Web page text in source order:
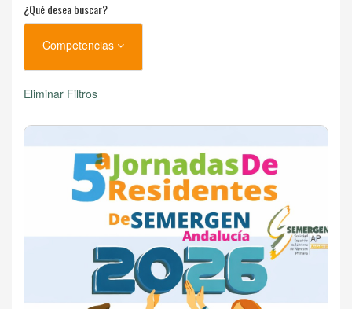
¿Qué desea buscar?
Competencias
Eliminar Filtros